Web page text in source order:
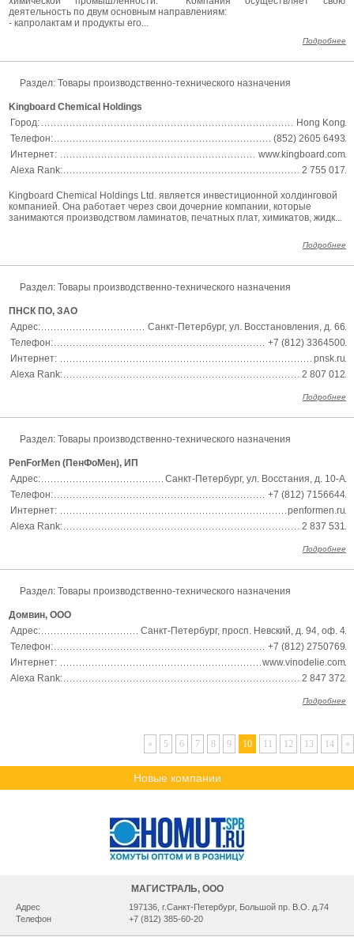
деятельность по двум основным направлениям:
- капролактам и продукты его...
Подробнее
Раздел: Товары производственно-технического назначения
Kingboard Chemical Holdings
Город:
Hong Kong
Телефон:
(852) 2605 6493
Интернет:
www.kingboard.com
Alexa Rank:
2 755 017
Kingboard Chemical Holdings Ltd. является инвестиционной холдинговой
компанией. Она работает через свои дочерние компании, которые
занимаются производством ламинатов, печатных плат, химикатов, жидк...
Подробнее
Раздел: Товары производственно-технического назначения
ПНСК ПО, ЗАО
Адрес:
Санкт-Петербург, ул. Восстановления, д. 66
Телефон:
+7 (812) 3364500
Интернет:
pnsk.ru
Alexa Rank:
2 807 012
Подробнее
Раздел: Товары производственно-технического назначения
PenForMen (ПенФоМен), ИП
Адрес:
Санкт-Петербург, ул. Восстания, д. 10-А
Телефон:
+7 (812) 7156644
Интернет:
penformen.ru
Alexa Rank:
2 837 531
Подробнее
Раздел: Товары производственно-технического назначения
Домвин, ООО
Адрес:
Санкт-Петербург, просп. Невский, д. 94, оф. 4
Телефон:
+7 (812) 2750769
Интернет:
www.vinodelie.com
Alexa Rank:
2 847 372
Подробнее
« 5 6 7 8 9 10 11 12 13 14 »
Новые компании
МАГИСТРАЛЬ, ООО
Адрес
197136, г.Санкт-Петербург, Большой пр. В.О. д.74
Телефон
+7 (812) 385-60-20